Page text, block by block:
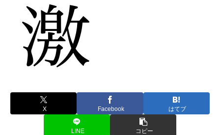
X Facebook はてブ
LINE コピー